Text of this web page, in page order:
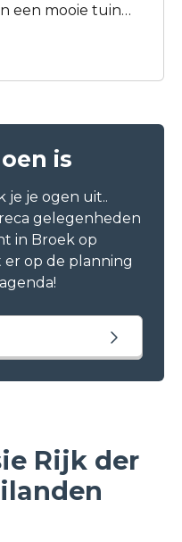
een mooie tuin
Hardsteen.
is
je je ogen uit..
gelegenheden
in Broek op
er op de planning
Rijk der